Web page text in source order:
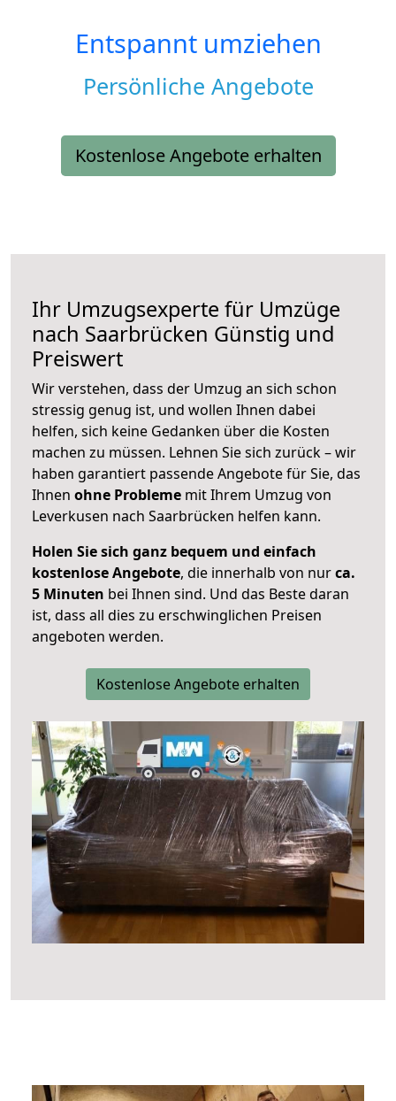
Entspannt umziehen
Persönliche Angebote
Kostenlose Angebote erhalten
Ihr Umzugsexperte für Umzüge
nach Saarbrücken Günstig und
Preiswert
Wir verstehen, dass der Umzug an sich schon
stressig genug ist, und wollen Ihnen dabei
helfen, sich keine Gedanken über die Kosten
machen zu müssen. Lehnen Sie sich zurück – wir
haben garantiert passende Angebote für Sie, das
Ihnen ohne Probleme mit Ihrem Umzug von
Leverkusen nach Saarbrücken helfen kann.
Holen Sie sich ganz bequem und einfach
kostenlose Angebote, die innerhalb von nurca.
5 Minuten bei Ihnen sind. Und das Beste daran
ist, dass all dies zu erschwinglichen Preisen
angeboten werden.
Kostenlose Angebote erhalten